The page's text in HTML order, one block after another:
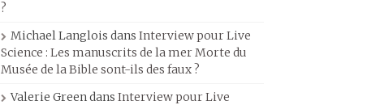
?
Michael Langlois dans Interview pour Live
Science : Les manuscrits de la mer Morte du
Musée de la Bible sont-ils des faux ?
Valerie Greendans Interview pour Live